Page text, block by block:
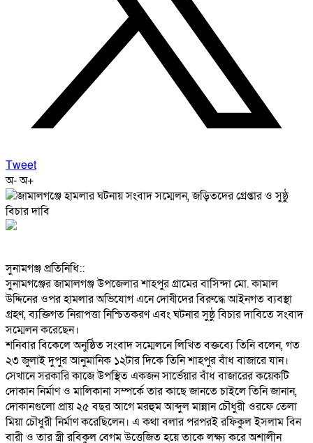
Tweet
অ-অ+
‎সুনামগঞ্জ প্রতিনিধি::
‎সুনামগঞ্জের জামালগঞ্জ উপজেলার শাহপুর গ্রামের বাসিন্দা মো. কামাল
উদ্দিনের ওপর হামলার অভিযোগ এনে দোষীদের বিরুদ্ধে আইনগত ব্যবস্থা
গ্রহণ, ব্যক্তিগত নিরাপত্তা নিশ্চিতকরণ এবং ঘটনার সুষ্ঠু বিচার দাবিতে সংবাদ
সম্মেলন করেছেন।
‎শনিবার বিকেলে অনুষ্ঠিত সংবাদ সম্মেলনে লিখিত বক্তব্যে তিনি বলেন, গত
২৩ জুলাই দুপুর আনুমানিক ১২টার দিকে তিনি শাহপুর বাঁধ বাজারে যান।
সেখানে সরকারি কাজে উপস্থিত একজন সার্ভেয়ার বাঁধ বাজারের কয়েকটি
দোকান নির্মাণ ও মালিকানা সম্পর্কে তার কাছে জানতে চাইলে তিনি জানান,
দোকানগুলো প্রায় ২৫ বছর আগে মরহুম আব্দুল মান্নান চৌধুরী ওরফে তেলা
মিয়া চৌধুরী নির্মাণ করেছিলেন। এ কথা বলার পরপরই রফিকুল ইসলাম বিন
বারী ও তার স্ত্রী রবিকুল বেগম উত্তেজিত হয়ে তাকে লক্ষ্য করে অশালীন